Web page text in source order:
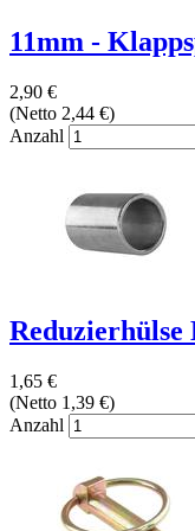
11mm -
2,90 €
(Netto 2,44 €)
Anzahl
Reduzierhülse
1,65 €
(Netto 1,39 €)
Anzahl